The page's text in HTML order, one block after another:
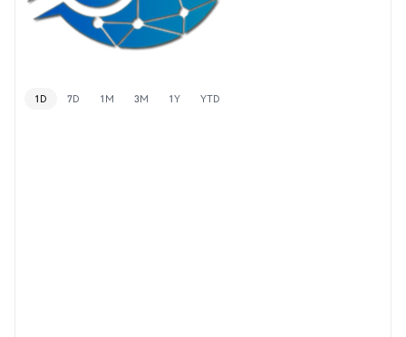
1D 7D 1M 3M 1Y YTD